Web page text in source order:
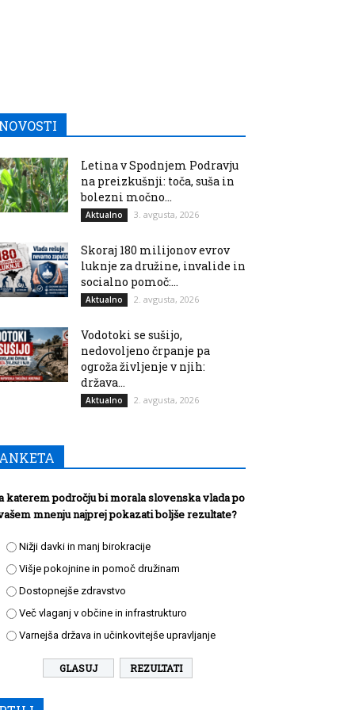
Letina v Spodnjem Podravju
na preizkušnji: toča, suša in
bolezni močno...
Aktualno 3. avgusta, 2026
Skoraj 180 milijonov evrov
luknje za družine, invalide in
socialno pomoč:...
Aktualno 2. avgusta, 2026
Vodotoki se sušijo,
nedovoljeno črpanje pa
ogroža življenje v njih:
država...
Aktualno 2. avgusta, 2026
katerem področju bi morala slovenska vlada po
mnenju najprej pokazati boljše rezultate?
Nižji davki in manj birokracije
Višje pokojnine in pomoč družinam
Dostopnejše zdravstvo
Več vlaganj v občine in infrastrukturo
Varnejša država in učinkovitejše upravljanje
REZULTATI